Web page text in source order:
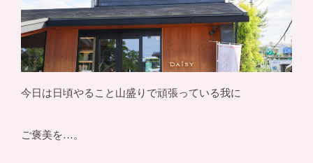
今日は日頃やること山盛りで頑張っている我に
ご褒美を…。